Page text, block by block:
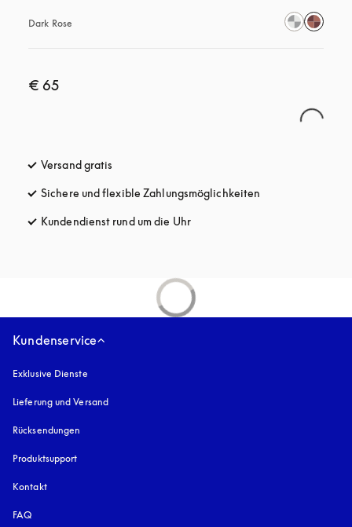
Dark Rose
€ 65
Versand gratis
Sichere und flexible Zahlungsmöglichkeiten
Kundendienst rund um die Uhröffnet sich in einem neuen Tab
Kundenservice
Exklusive Dienste
Lieferung und Versand
Rücksendungen
Produktsupport
Kontakt
FAQ